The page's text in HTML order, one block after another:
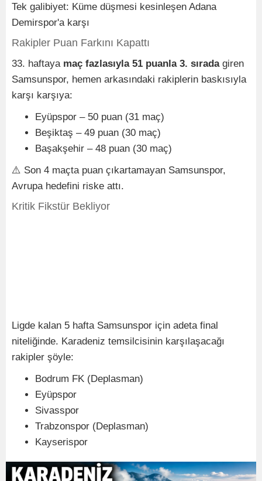
Tek galibiyet: Küme düşmesi kesinleşen Adana
Demirspor'a karşı
Rakipler Puan Farkını Kapattı
33. haftaya maç fazlasıyla 51 puanla 3. sıradagiren
Samsunspor, hemen arkasındaki rakiplerin baskısıyla
karşı karşıya:
Eyüpspor – 50 puan (31 maç)
Beşiktaş – 49 puan (30 maç)
Başakşehir – 48 puan (30 maç)
⚠️ Son 4 maçta puan çıkartamayan Samsunspor,
Avrupa hedefini riske attı.
Kritik Fikstür Bekliyor
Ligde kalan 5 hafta Samsunspor için adeta final
niteliğinde. Karadeniz temsilcisinin karşılaşacağı
rakipler şöyle:
Bodrum FK (Deplasman)
Eyüpspor
Sivasspor
Trabzonspor (Deplasman)
Kayserispor